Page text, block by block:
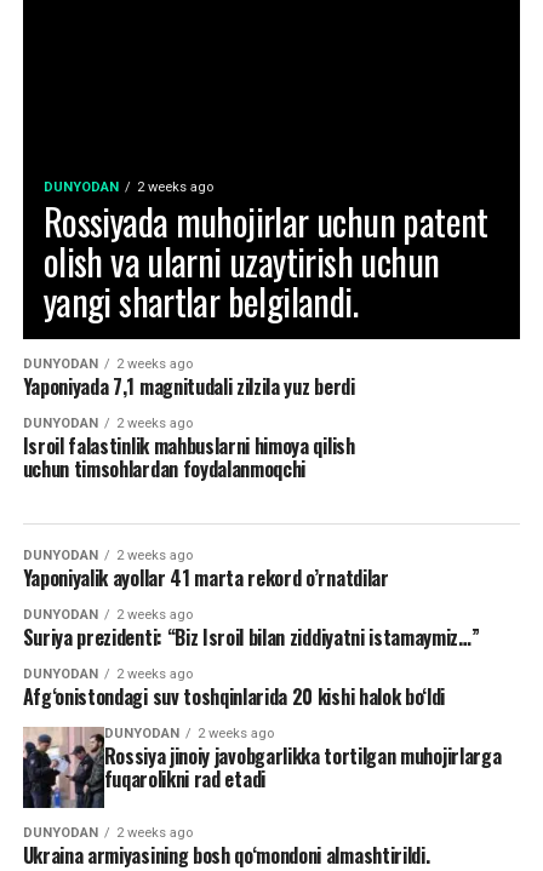
DUNYODAN 2 weeks ago
Rossiyada muhojirlar uchun patent
olish va ularni uzaytirish uchun
yangi shartlar belgilandi.
DUNYODAN 2 weeks ago
Yaponiyada 7,1 magnitudali zilzila yuz berdi
DUNYODAN 2 weeks ago
Isroil falastinlik mahbuslarni himoya qilish
uchun timsohlardan foydalanmoqchi
DUNYODAN 2 weeks ago
Yaponiyalik ayollar 41 marta rekord o’rnatdilar
DUNYODAN 2 weeks ago
Suriya prezidenti: “Biz Isroil bilan ziddiyatni istamaymiz…”
DUNYODAN 2 weeks ago
Afg‘onistondagi suv toshqinlarida 20 kishi halok bo‘ldi
DUNYODAN 2 weeks ago
Rossiya jinoiy javobgarlikka tortilgan muhojirlarga
fuqarolikni rad etadi
DUNYODAN 2 weeks ago
Ukraina armiyasining bosh qo‘mondoni almashtirildi.